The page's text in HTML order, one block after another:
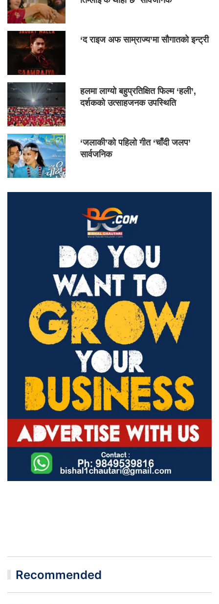
‘द राइज अफ साम्राज्य’मा सौगातको इन्ट्री
हलमा लाग्यो बहुप्रतिक्षित फिल्म ‘हली’,
दर्शकको उत्साहजनक उपस्थिति
‘जलाकी’को पहिलो गीत ‘चाँदी जलप’
सार्वजनिक
Recommended